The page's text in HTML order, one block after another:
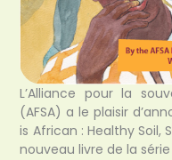
L’Alliance pour la
(AFSA) a le plaisir
is African : Healthy Soil,
nouveau livre de la